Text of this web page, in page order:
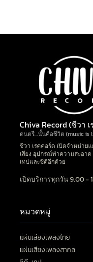
Chiva Record (ชีวา
ดนตรี…นั้นคือชีวิต (music is
ชีวา เรคคอร์ด เปิดจำหน่ายแ
เสียง อุปกรณ์ทำความสะอาด
เทปและซีดีอีกด้วย
เปิดบริการทุกวัน 9.00 -
หมวดหมู่
แผ่นเสียงเพลงไทย
แผ่นเสียงเพลงสากล